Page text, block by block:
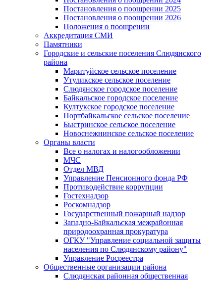
Постановления о поощрении 2025
Постановления о поощрении 2026
Положения о поощрении
Аккредитация СМИ
Памятники
Городские и сельские поселения Слюдянского
района
Маритуйское сельское поселение
Утуликское сельское поселение
Слюдянское городское поселение
Байкальское городское поселение
Култукское городское поселение
Портбайкальское сельское поселение
Быстринское сельское поселение
Новоснежнинское сельское поселение
Органы власти
Все о налогах и налогообложении
МЧС
Отдел МВД
Управление Пенсионного фонда РФ
Противодействие коррупции
Гостехнадзор
Роскомнадзор
Государственный пожарный надзор
Западно-Байкальская межрайонная
природоохранная прокуратура
ОГКУ "Управление социальной защиты
населения по Слюдянскому району"
Управление Росреестра
Общественные организации района
Слюдянская районная общественная